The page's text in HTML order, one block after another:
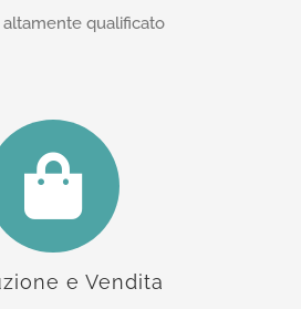
qualificato
e Vendita